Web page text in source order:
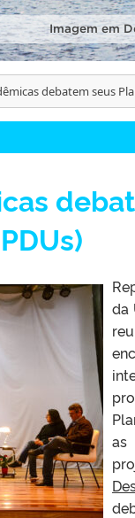
Imagem em
debatem seus
da
as